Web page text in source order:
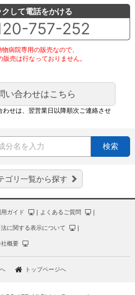
クして電話をかける
757-252
病院専用の販売なので、
販売は行なっておりません。
い合わせはこちら
わせは、翌営業日以降順次ご連絡させ
検索
ゴリ一覧から探す
用ガイド ｜ よくあるご質問 ｜
に関する表示について ｜
概要
トップページへ